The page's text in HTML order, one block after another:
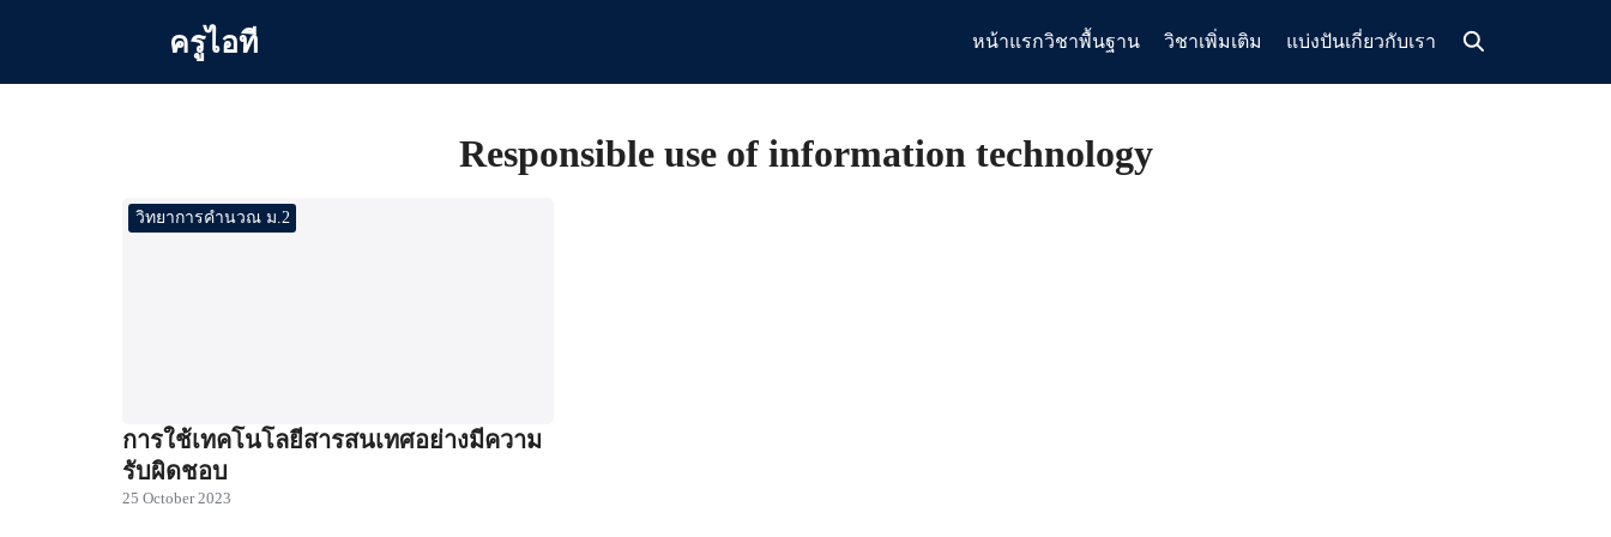
ครูไอที หน้าแรกวิชาพื้นฐาน วิชาเพิ่มเติม แบ่งปันเกี่ยวกับเรา
Responsible use of information technology
วิทยาการคำนวณ ม.2
การใช้เทคโนโลยีสารสนเทศอย่างมีความ
รับผิดชอบ
25 October 2023